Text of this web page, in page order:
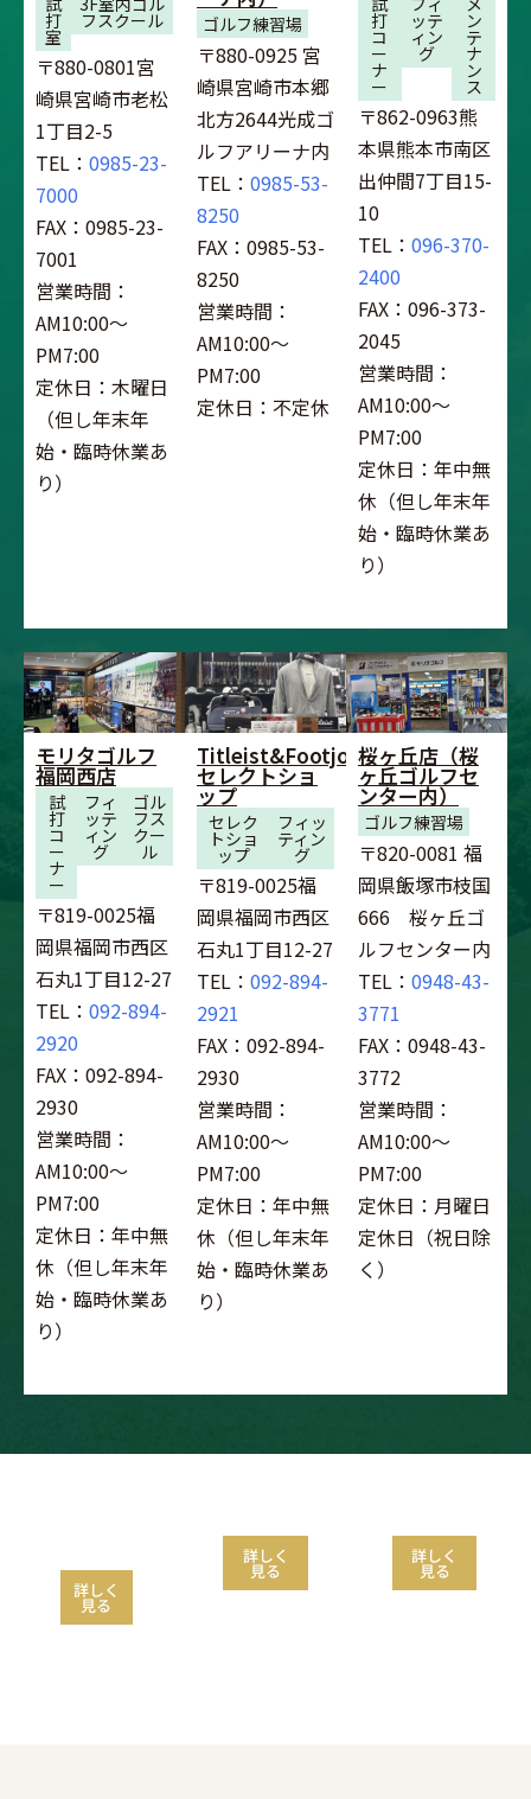
打
室
フスクール
〒880-0801宮
崎県宮崎市老松
1丁目2-5
TEL： 0985-23-
7000
FAX：0985-23-
7001
営業時間：
AM10:00～
PM7:00
定休日：木曜日
（但し年末年
始・臨時休業あ
り）
ゴルフ練習場
〒880-0925 宮
崎県宮崎市本郷
北方2644光成ゴ
ルフアリーナ内
TEL： 0985-53-
8250
FAX：0985-53-
8250
営業時間：
AM10:00～
PM7:00
定休日：不定休
打
コ
ー
ナ
ー
ッテ
ィン
グ
ン
テ
ナ
ン
ス
〒862-0963熊
本県熊本市南区
出仲間7丁目15-
10
TEL： 096-370-
2400
FAX：096-373-
2045
営業時間：
AM10:00～
PM7:00
定休日：年中無
休（但し年末年
始・臨時休業あ
り）
モリタゴルフ
福岡西店
試
打
コ
ー
ナ
ー
フィ
ッテ
ィン
グ
ゴル
フス
クー
ル
〒819-0025福
岡県福岡市西区
石丸1丁目12-27
TEL： 092-894-
2920
FAX：092-894-
2930
営業時間：
AM10:00～
PM7:00
定休日：年中無
休（但し年末年
始・臨時休業あ
り）
Titleist&Footjoy
セレクトショ
ップ
セレク
トショ
ップ
フィッ
ティン
グ
〒819-0025福
岡県福岡市西区
石丸1丁目12-27
TEL： 092-894-
2921
FAX：092-894-
2930
営業時間：
AM10:00～
PM7:00
定休日：年中無
休（但し年末年
始・臨時休業あ
り）
桜ヶ丘店（桜
ヶ丘ゴルフセ
ンター内）
ゴルフ練習場
〒820-0081 福
岡県飯塚市枝国
666 桜ヶ丘ゴ
ルフセンター内
TEL： 0948-43-
3771
FAX：0948-43-
3772
営業時間：
AM10:00～
PM7:00
定休日：月曜日
定休日（祝日除
く）
詳しく
見る
詳しく
見る
詳しく
見る